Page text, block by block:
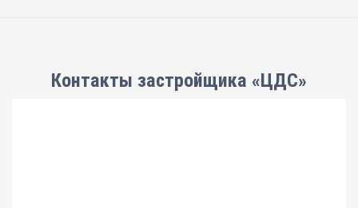
Контакты застройщика «ЦДС»